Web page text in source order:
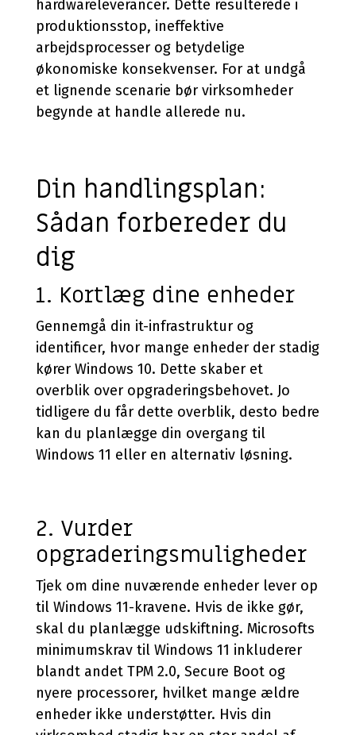
hardwareleverancer. Dette resulterede i
produktionsstop, ineffektive
arbejdsprocesser og betydelige
økonomiske konsekvenser. For at undgå
et lignende scenarie bør virksomheder
begynde at handle allerede nu.
Din handlingsplan:
Sådan forbereder du
dig
1. Kortlæg dine enheder
Gennemgå din it-infrastruktur og
identificer, hvor mange enheder der stadig
kører Windows 10. Dette skaber et
overblik over opgraderingsbehovet. Jo
tidligere du får dette overblik, desto bedre
kan du planlægge din overgang til
Windows 11 eller en alternativ løsning.
2. Vurder
opgraderingsmuligheder
Tjek om dine nuværende enheder lever op
til Windows 11-kravene. Hvis de ikke gør,
skal du planlægge udskiftning. Microsofts
minimumskrav til Windows 11 inkluderer
blandt andet TPM 2.0, Secure Boot og
nyere processorer, hvilket mange ældre
enheder ikke understøtter. Hvis din